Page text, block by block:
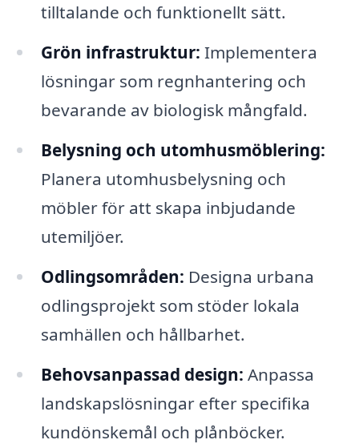
tilltalande och funktionellt sätt.
Grön infrastruktur: Implementera
lösningar som regnhantering och
bevarande av biologisk mångfald.
Belysning och utomhusmöblering:
Planera utomhusbelysning och
möbler för att skapa inbjudande
utemiljöer.
Odlingsområden: Designa urbana
odlingsprojekt som stöder lokala
samhällen och hållbarhet.
Behovsanpassad design: Anpassa
landskapslösningar efter specifika
kundönskemål och plånböcker.